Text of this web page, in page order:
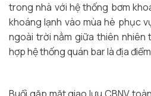
trong nhà với hệ thống bơm
khoáng lạnh vào mùa hè phục
ngoài trời nằm giữa thiên nhiên
hợp hệ thống quán bar là địa